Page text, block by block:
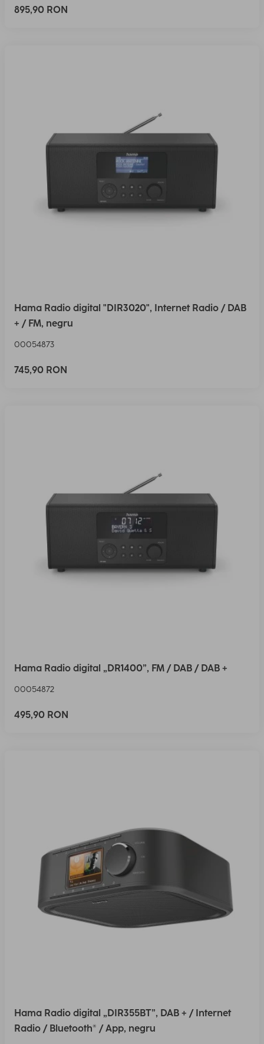
895,90 RON
Hama Radio digital "DIR3020", Internet Radio / DAB
+ / FM, negru
00054873
745,90 RON
Hama Radio digital „DR1400”, FM / DAB / DAB +
00054872
495,90 RON
Hama Radio digital „DIR355BT”, DAB + / Internet
Radio / Bluetooth® / App, negru